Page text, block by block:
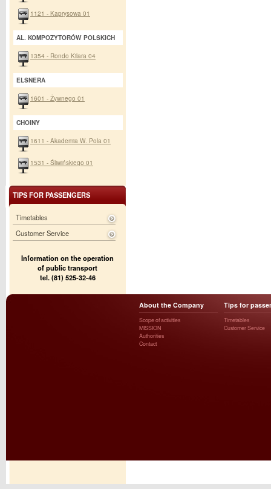
1121 - Kaprysowa 01
AL. KOMPOZYTORÓW POLSKICH
1354 - Rondo Kilara 04
ELSNERA
1601 - Żywnego 01
CHOINY
1611 - Akademia W. Pola 01
1531 - Śliwińskiego 01
TIPS FOR PASSENGERS
Timetables
Customer Service
Information on the operation
of public transport
tel. (81) 525-32-46
About the Company
Scope of activities
MISSION
Authorities
Contact
Tips for
Timetables
Customer Service